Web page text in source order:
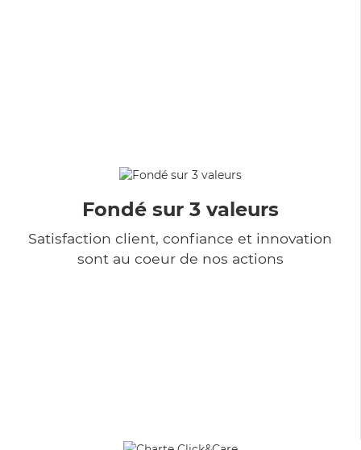
Fondé sur 3 valeurs
Satisfaction client, confiance et innovation
sont au coeur de nos actions